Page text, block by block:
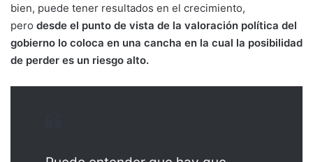
bien, puede tener resultados en el crecimiento,
pero desde el punto de vista de la valoración política del
gobierno lo coloca en una cancha en la cual la posibilidad
de perder es un riesgo alto.